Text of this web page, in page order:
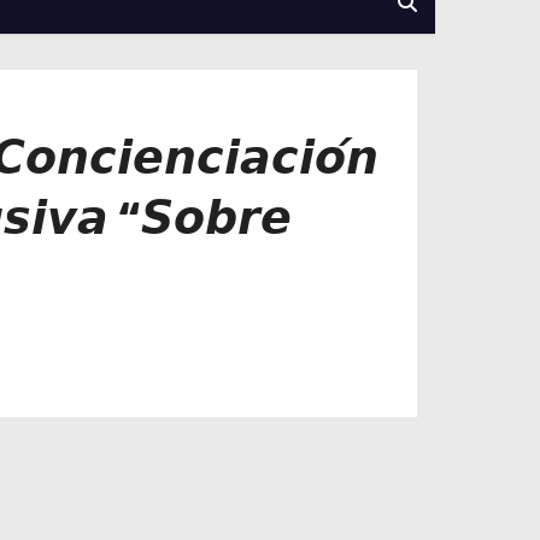
“𝙎𝙤𝙗𝙧𝙚